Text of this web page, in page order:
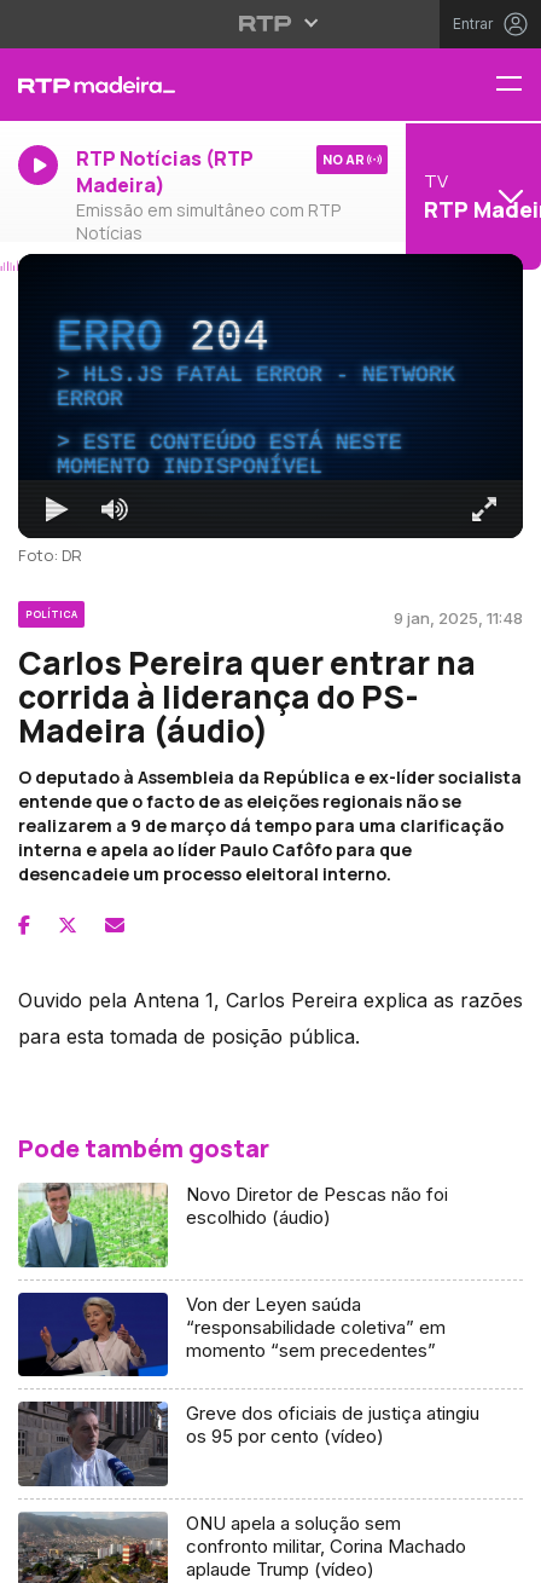
Entrar
RTP Notícias (RTP
Madeira)
Emissão em simultâneo com RTP
Notícias
NO AR
TV
RTP
ERRO204
HLS.JS FATAL ERROR - NETWORK
ERROR
ESTE CONTEÚDO ESTÁ NESTE
MOMENTO INDISPONÍVEL
Foto: DR
POLÍTICA 9 jan, 2025, 11:48
Carlos Pereira quer entrar na
corrida à liderança do PS-
Madeira (áudio)
O deputado à Assembleia da República e ex-líder socialista
entende que o facto de as eleições regionais não se
realizarem a 9 de março dá tempo para uma clarificação
interna e apela ao líder Paulo Cafôfo para que
desencadeie um processo eleitoral interno.
Ouvido pela Antena 1, Carlos Pereira explica as razões
para esta tomada de posição pública.
Pode também gostar
Novo Diretor de Pescas não foi
escolhido (áudio)
Von der Leyen saúda
“responsabilidade coletiva” em
momento “sem precedentes”
Greve dos oficiais de justiça atingiu
os 95 por cento (vídeo)
ONU apela a solução sem
confronto militar, Corina Machado
aplaude Trump (vídeo)